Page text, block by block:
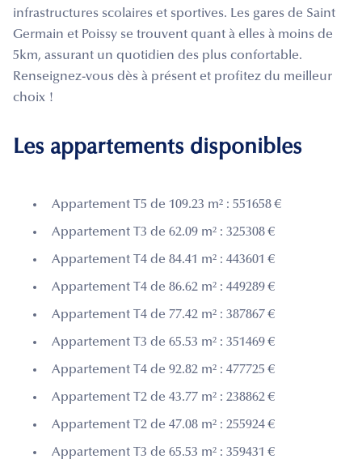
infrastructures scolaires et sportives. Les gares de Saint
Germain et Poissy se trouvent quant à elles à moins de
5km, assurant un quotidien des plus confortable.
Renseignez-vous dès à présent et profitez du meilleur
choix !
Les appartements disponibles
Appartement T5 de 109.23 m² : 551658 €
Appartement T3 de 62.09 m² : 325308 €
Appartement T4 de 84.41 m² : 443601 €
Appartement T4 de 86.62 m² : 449289 €
Appartement T4 de 77.42 m² : 387867 €
Appartement T3 de 65.53 m² : 351469 €
Appartement T4 de 92.82 m² : 477725 €
Appartement T2 de 43.77 m² : 238862 €
Appartement T2 de 47.08 m² : 255924 €
Appartement T3 de 65.53 m² : 359431 €